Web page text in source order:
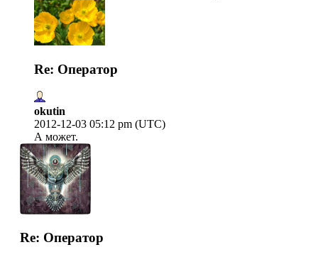
Re: Оператор
okutin
2012-12-03 05:12 pm (UTC)
А может.
Re: Оператор